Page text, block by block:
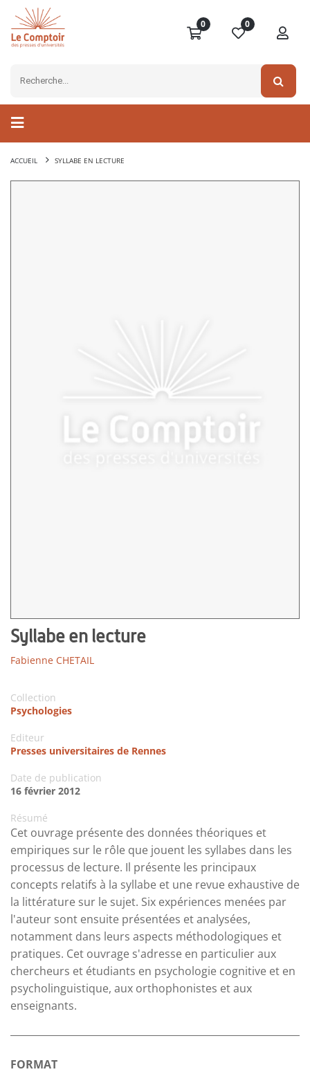
0 0
ACCUEIL SYLLABE EN LECTURE
Syllabe en lecture
Fabienne CHETAIL
Collection
Psychologies
Editeur
Presses universitaires de Rennes
Date de publication
16 février 2012
Résumé
Cet ouvrage présente des données théoriques et
empiriques sur le rôle que jouent les syllabes dans les
processus de lecture. Il présente les principaux
concepts relatifs à la syllabe et une revue exhaustive de
la littérature sur le sujet. Six expériences menées par
l'auteur sont ensuite présentées et analysées,
notamment dans leurs aspects méthodologiques et
pratiques. Cet ouvrage s'adresse en particulier aux
chercheurs et étudiants en psychologie cognitive et en
psycholinguistique, aux orthophonistes et aux
enseignants.
FORMAT